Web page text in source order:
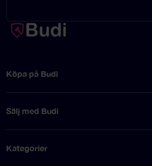
Köpa på Budi
Sälj med Budi
Kategorier